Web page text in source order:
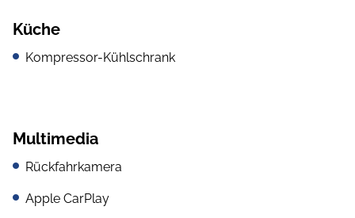
Küche
Kompressor-Kühlschrank
Multimedia
Rückfahrkamera
Apple CarPlay